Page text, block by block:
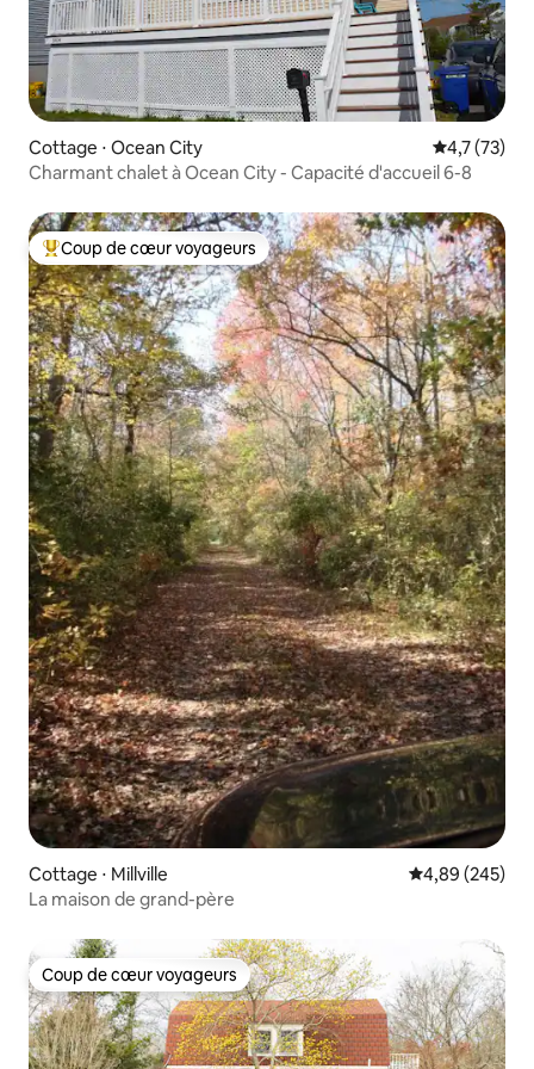
Cottage ⋅ Ocean City Évaluation
4,7 (73)
Charmant chalet à Ocean City - Capacité d'accueil 6-8
Coups de cœur voyageurs les plus appréciés
Coup de cœur voyageurs
Cottage ⋅ Millville Évaluation
4,89 (245)
La maison de grand-père
Coup de cœur voyageurs
Coup de cœur voyageurs